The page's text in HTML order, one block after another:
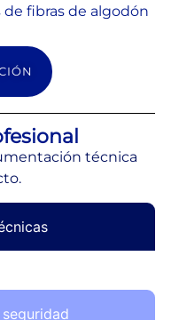
fibras de algodón
técnica